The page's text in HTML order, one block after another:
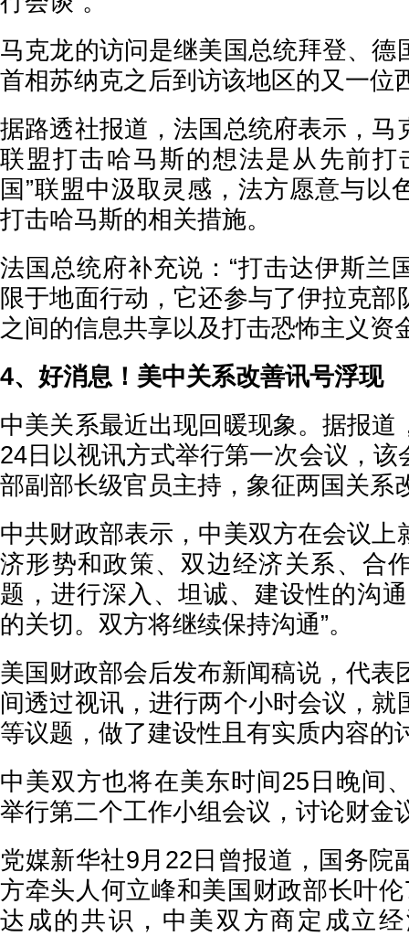
马克龙的访问是继美国总统拜登、德
首相苏纳克之后到访该地区的又一位
据路透社报道，法国总统府表示，马
联盟打击哈马斯的想法是从先前打
国”联盟中汲取灵感，法方愿意与以
打击哈马斯的相关措施。
法国总统府补充说：“打击达伊斯兰
限于地面行动，它还参与了伊拉克部
之间的信息共享以及打击恐怖主义资
4、好消息！美中关系改善讯号浮现
中美关系最近出现回暖现象。据报道
24日以视讯方式举行第一次会议，该
部副部长级官员主持，象征两国关系
中共财政部表示，中美双方在会议上
济形势和政策、双边经济关系、合
题，进行深入、坦诚、建设性的沟
的关切。双方将继续保持沟通”。
美国财政部会后发布新闻稿说，代表
间透过视讯，进行两个小时会议，就
等议题，做了建设性且有实质内容的
中美双方也将在美东时间25日晚间
举行第二个工作小组会议，讨论财金
党媒新华社9月22日曾报道，国务院
方牵头人何立峰和美国财政部长叶
达成的共识，中美双方商定成立